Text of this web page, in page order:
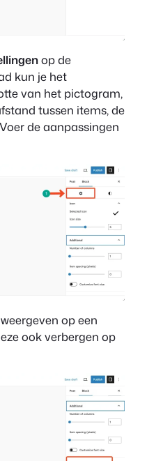
op de
kun je het
van het pictogram,
tussen items, de
de aanpassingen
op een
ook verbergen op